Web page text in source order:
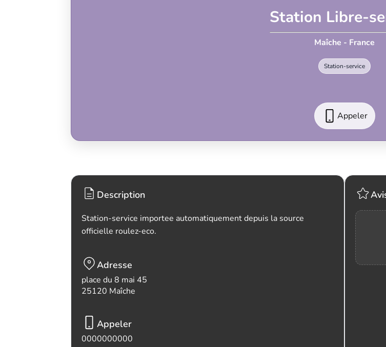
Station Libre-
Maîche - France
Station-service
Appeler
Description
Station-service importee automatiquement depuis la source
officielle roulez-eco.
Adresse
place du 8 mai 45
25120 Maîche
Appeler
0000000000